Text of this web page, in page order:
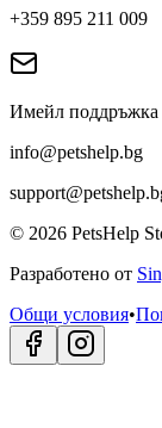
+359 895 211 009
Имейл поддръжка
info@petshelp.bg
© 2026 PetsHelp
Разработено от
Общи условия•